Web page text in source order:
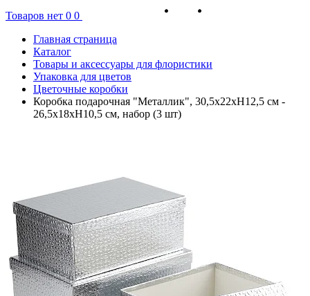
Товаров нет 0 0
Главная страница
Каталог
Товары и аксессуары для флористики
Упаковка для цветов
Цветочные коробки
Коробка подарочная "Металлик", 30,5x22xH12,5 см -
26,5x18xH10,5 см, набор (3 шт)